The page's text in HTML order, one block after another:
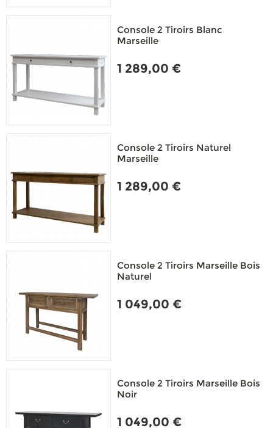
Console 2 Tiroirs Blanc
Marseille
1 289,00 €
Console 2 Tiroirs Naturel
Marseille
1 289,00 €
Console 2 Tiroirs Marseille Bois
Naturel
1 049,00 €
Console 2 Tiroirs Marseille Bois
Noir
1 049,00 €